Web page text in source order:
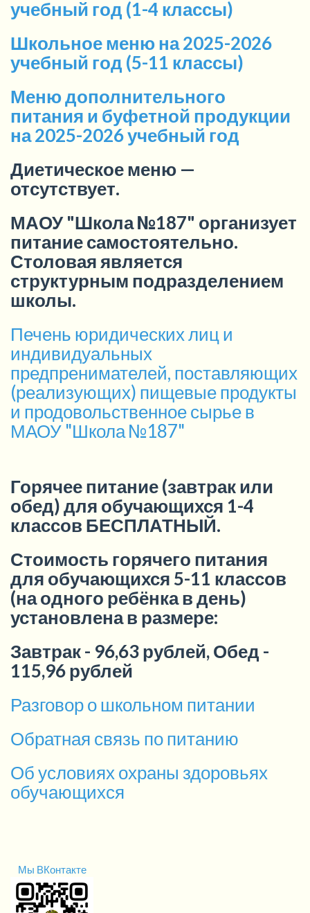
учебный год (1-4 классы)
Школьное меню на 2025-2026
учебный год (5-11 классы)
Меню дополнительного
питания и буфетной продукции
на 2025-2026 учебный год
Диетическое меню —
отсутствует.
МАОУ "Школа №187" организует
питание самостоятельно.
Столовая является
структурным подразделением
школы.
Печень юридических лиц и
индивидуальных
предпренимателей, поставляющих
(реализующих) пищевые продукты
и продовольственное сырье в
МАОУ "Школа №187"
Горячее питание (завтрак или
обед) для обучающихся 1-4
классов БЕСПЛАТНЫЙ.
Стоимость горячего питания
для обучающихся 5-11 классов
(на одного ребёнка в день)
установлена в размере:
Завтрак - 96,63 рублей, Обед -
115,96 рублей
Разговор о школьном питании
Обратная связь по питанию
Об условиях охраны здоровьях
обучающихся
Мы ВКонтакте